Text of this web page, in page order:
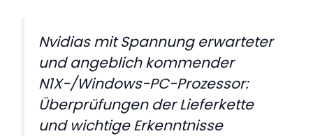
Nvidias mit Spannung erwarteter
und angeblich kommender
N1X-/Windows-PC-Prozessor:
Überprüfungen der Lieferkette
und wichtige Erkenntnisse